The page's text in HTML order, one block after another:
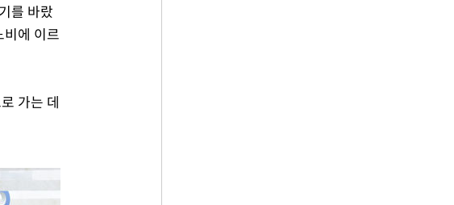
를 바랐
에 이르
가는 데